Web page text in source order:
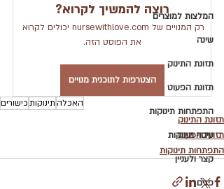
המלצות למוצרים
שינה
תזונת התינוק
תזונת הפעוט
התפתחות תינוקות
עיסוי תינוקות
קצר ולעניין
פגים
רוצה להמשיך לקרוא?
רק המנויים של nursewithlove.com יכולים לקרוא
את הפוסט הזה.
הצטרפות לתוכנית מנויים
האכלהתינוקותכישורים
תזונת התינוק
תזונת הפעוט
התפתחות תינוקות